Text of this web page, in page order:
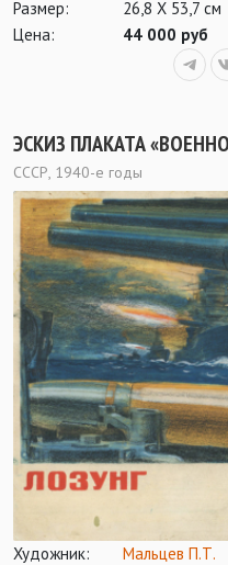
Размер:
26,8 Х 53,7 см
Цена:
44 000 руб
ЭСКИЗ ПЛАКАТА
СССР, 1940-е годы
Художник:
Мальцев П.Т.